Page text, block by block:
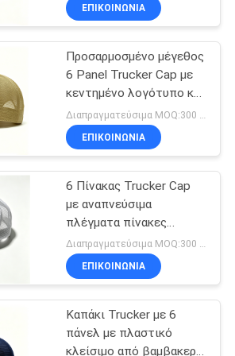
του
124
ΚΑΠ 5
181
εποχές
ΕΠΙΚΟΙΝΩΝΊΑ
Προσαρμοσμένο μέγεθος
6 Panel Trucker Cap με
κεντημένο λογότυπο και
βαμβακερό μπάνιο για
όλες τις εποχές
ΕΠΙΚΟΙΝΩΝΊΑ
6 Πίνακας Trucker Cap
με αναπνεύσιμα
πλέγματα πίνακες
ρυθμιζόμενο κλείσιμο
Snapback και κεντημένο
λογότυπο επιλογή
Διαπραγματεύσιμα MOQ:300 PCS/STYLE/COLOR/SIZE
ΕΠΙΚΟΙΝΩΝΊΑ
Καπάκι Trucker με 6
πάνελ με πλαστικό
κλείσιμο από βαμβακερό